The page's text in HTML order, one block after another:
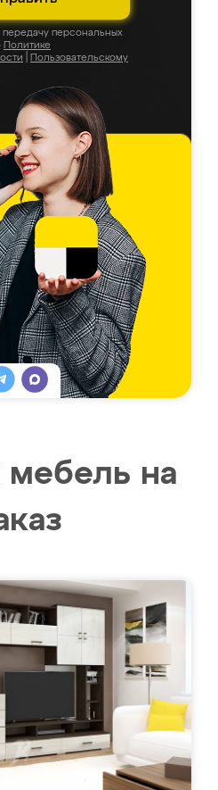
персональных
Политике
Пользовательскому
мебель на